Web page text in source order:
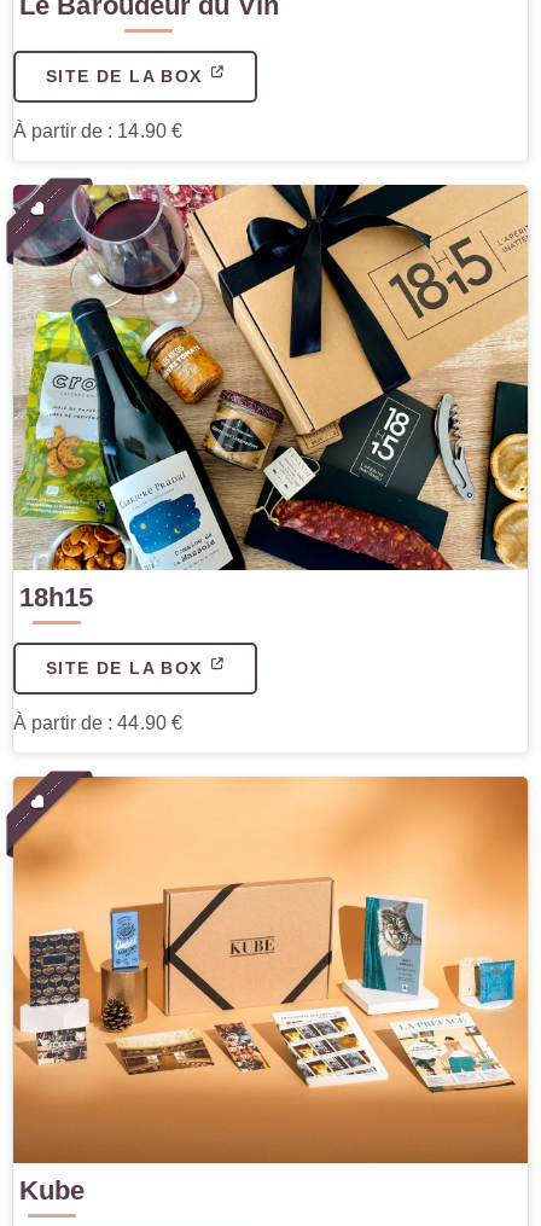
SITE DE LA BOX
À partir de : 14.90 €
18h15
SITE DE LA BOX
À partir de : 44.90 €
Kube